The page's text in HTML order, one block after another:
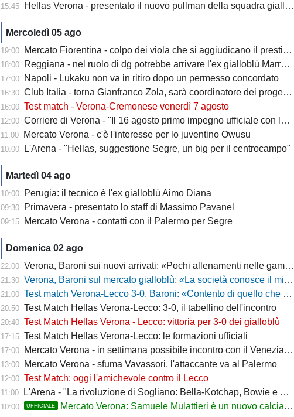
15:45 Hellas Verona - presentato il nuovo pullman della squadra gialloblù
Mercoledì 05 ago
19:00 Mercato Fiorentina - colpo dei viola che si aggiudicano il prestito dal Real di Mastantuono
18:00 Reggiana - nel ruolo di dg potrebbe arrivare l'ex gialloblù Marroccu
17:00 Napoli - Lukaku non va in ritiro dopo un permesso concordato
16:30 Club Italia - torna Gianfranco Zola, sarà coordinatore dei progetti delle attività giovanili
16:00 Test match - Verona-Cremonese venerdì 7 agosto
12:00 Corriere di Verona - "Il 16 agosto primo impegno ufficiale con la Coppa Italia"
11:00 Mercato Verona - c'è l'interesse per lo juventino Owusu
10:00 L'Arena - "Hellas, suggestione Segre, un big per il centrocampo"
Martedì 04 ago
10:00 Perugia: il tecnico è l'ex gialloblù Aimo Diana
09:30 Primavera - presentato lo staff di Massimo Pavanel
09:15 Mercato Verona - contatti con il Palermo per Segre
Domenica 02 ago
22:00 Verona, Baroni sui nuovi arrivati: «Pochi allenamenti nelle gambe, era importante metterli in campo»
21:30 Verona, Baroni sul mercato gialloblù: «La società conosce il mio progetto, la mia garanzia è Sogliano»
21:00 Test match Verona-Lecco 3-0, Baroni: «Contento di quello che ho visto, la strada è questa e non torneremo indietro»
20:50 Test Match Hellas Verona-Lecco: 3-0, il tabellino dell'incontro
20:40 Test Match Hellas Verona - Lecco: vittoria per 3-0 dei gialloblù
17:15 Test Match Hellas Verona-Lecco: le formazioni ufficiali
17:00 Mercato Verona - in settimana possibile incontro con il Venezia per Montipò
13:00 Mercato Verona - sfuma Vavassori, l'attaccante va al Palermo
12:00 Test Match: oggi l'amichevole contro il Lecco
11:00 L'Arena - "La rivoluzione di Sogliano: Bella-Kotchap, Bowie e ora Belghali"
10:00 UFFICIALE Mercato Verona: Samuele Mulattieri è un nuovo calciatore gialloblù